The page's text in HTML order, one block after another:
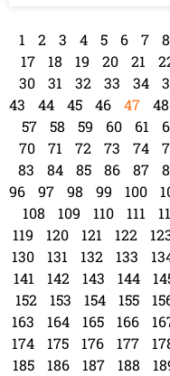
1 2 3 4 5 6 7 8
17
18 19 20 21
30
31 32 33 34
43
44 45 46 47 48
57
58 59 60 61
70
71 72 73 74
83
84 85 86 87
96
97 98 99 100
108
109 110 111
119
120 121 122
130
131 132 133
141
142 143 144
152
153 154 155
163
164 165 166
174
175 176 177
185
186 187 188